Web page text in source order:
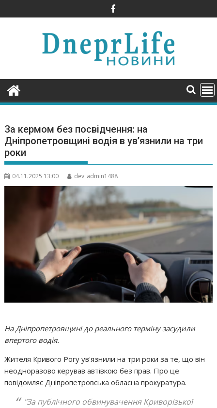
to
За кермом без посвідчення: на
Дніпропетровщині водія в ув’язнили на три
роки
04.11.2025 13:00 dev_admin1488
На Дніпропетровщині до реального терміну засудили
впертого водія.
Жителя Кривого Рогу ув'язнили на три роки за те, що він
неодноразово керував автівкою без прав. Про це
повідомляє Дніпропетровська обласна прокуратура.
"За публічного обвинувачення Криворізької